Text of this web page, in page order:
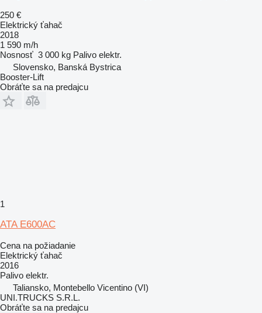
250 €
Elektrický ťahač
2018
1 590 m/h
Nosnosť 3 000 kg Palivo elektr.
Slovensko, Banská Bystrica
Booster-Lift
Obráťte sa na predajcu
1
ATA E600AC
Cena na požiadanie
Elektrický ťahač
2016
Palivo elektr.
Taliansko, Montebello Vicentino (VI)
UNI.TRUCKS S.R.L.
Obráťte sa na predajcu